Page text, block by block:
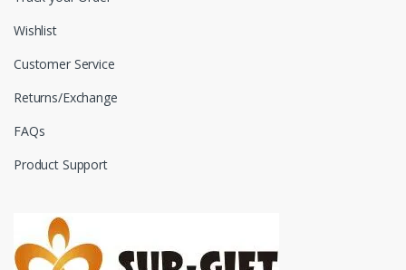
Wishlist
Customer Service
Returns/Exchange
FAQs
Product Support